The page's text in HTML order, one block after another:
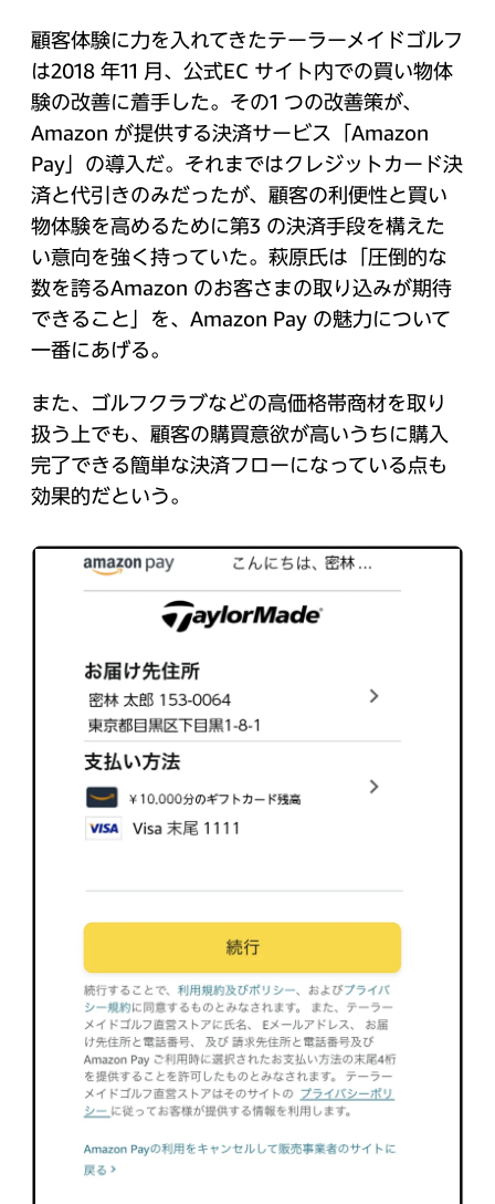
顧客体験に力を入れてきたテーラーメイドゴルフ
は2018 年11 月、公式EC サイト内での買い物体
験の改善に着手した。その1 つの改善策が、
Amazon が提供する決済サービス「Amazon
Pay」の導入だ。それまではクレジットカード決
済と代引きのみだったが、顧客の利便性と買い
物体験を高めるために第3 の決済手段を構えた
い意向を強く持っていた。萩原氏は「圧倒的な
数を誇るAmazon のお客さまの取り込みが期待
できること」を、Amazon Pay の魅力について
一番にあげる。
また、ゴルフクラブなどの高価格帯商材を取り
扱う上でも、顧客の購買意欲が高いうちに購入
完了できる簡単な決済フローになっている点も
効果的だという。